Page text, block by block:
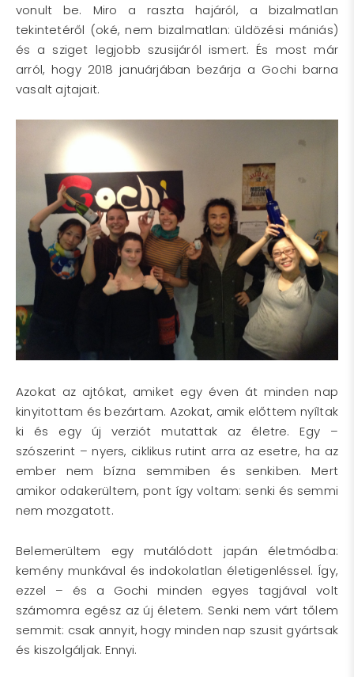
vonult be. Miro a raszta hajáról, a bizalmatlan
tekintetéről (oké, nem bizalmatlan: üldözési mániás)
és a sziget legjobb szusijáról ismert. És most már
arról, hogy 2018 januárjában bezárja a Gochi barna
vasalt ajtajait.
Azokat az ajtókat, amiket egy éven át minden nap
kinyitottam és bezártam. Azokat, amik előttem nyíltak
ki és egy új verziót mutattak az életre. Egy –
szószerint – nyers, ciklikus rutint arra az esetre, ha az
ember nem bízna semmiben és senkiben. Mert
amikor odakerültem, pont így voltam: senki és semmi
nem mozgatott.
Belemerültem egy mutálódott japán életmódba:
kemény munkával és indokolatlan életigenléssel. Így,
ezzel – és a Gochi minden egyes tagjával volt
számomra egész az új életem. Senki nem várt tőlem
semmit: csak annyit, hogy minden nap szusit gyártsak
és kiszolgáljak. Ennyi.